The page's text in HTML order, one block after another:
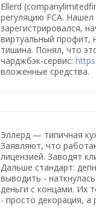
Ellerd
регуляцию FCA.
зарегистрировался,
виртуальный профит,
тишина. Понял, что
чарджбэк-сервис:
вложенные средства.
Эллерд — типичная
Заявляют, что
лицензией. Заводят
Дальше стандарт:
выводить -
деньги с концами. Их
- просто декорация, а